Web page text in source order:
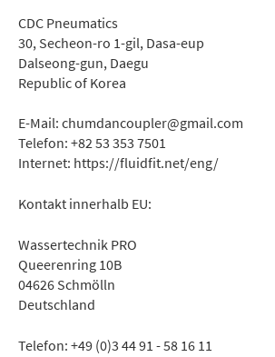
CDC Pneumatics
30, Secheon-ro 1-gil, Dasa-eup
Dalseong-gun, Daegu
Republic of Korea
E-Mail: chumdancoupler@gmail.com
Telefon: +82 53 353 7501
Internet: https://fluidfit.net/eng/
Kontakt innerhalb EU:
Wassertechnik PRO
Queerenring 10B
04626 Schmölln
Deutschland
Telefon: +49 (0)3 44 91 - 58 16 11